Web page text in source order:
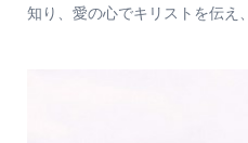
知り、愛の心でキリストを伝え、